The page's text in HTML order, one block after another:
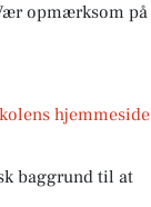
opmærksom på
hjemmeside
baggrund til at